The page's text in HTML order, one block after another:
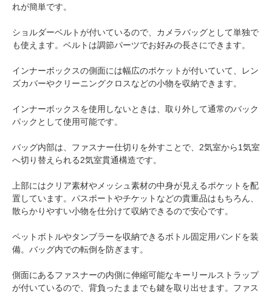
れが簡単です。
ショルダーベルトが付いているので、カメラバッグとして単独で
も使えます。ベルトは調節パーツでお好みの長さにできます。
インナーボックスの側面には幅広のポケットが付いていて、レン
ズカバーやクリーニングクロスなどの小物を収納できます。
インナーボックスを使用しないときは、取り外して通常のバック
パックとして使用可能です。
バッグ内部は、ファスナー仕切りを外すことで、2気室から1気室
へ切り替えられる2気室貫通構造です。
上部にはクリア素材やメッシュ素材の中身が見えるポケットを配
置しています。パスポートやチケットなどの貴重品はもちろん、
散らかりやすい小物を仕分けて収納できるので安心です。
ペットボトルやタンブラーを収納できるボトル固定用バンドを装
備。バッグ内での転倒を防ぎます。
側面にあるファスナーの内側に伸縮可能なキーリールストラップ
が付いているので、背負ったままでも鍵を取り出せます。ファス